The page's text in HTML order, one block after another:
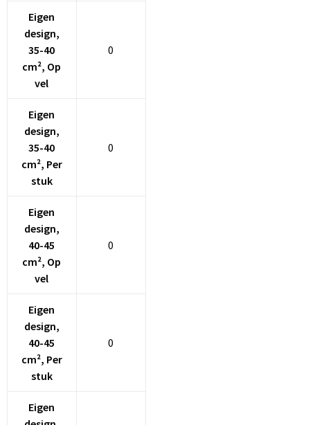
Eigen
design,
35-40
cm², Op
vel
0
Eigen
design,
35-40
cm², Per
stuk
0
Eigen
design,
40-45
cm², Op
vel
0
Eigen
design,
40-45
cm², Per
stuk
0
Eigen